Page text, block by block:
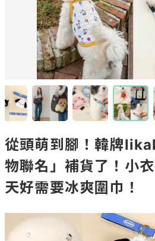
從頭萌到腳！韓牌
物聯名」補貨了！小
天好需要冰爽圍巾！